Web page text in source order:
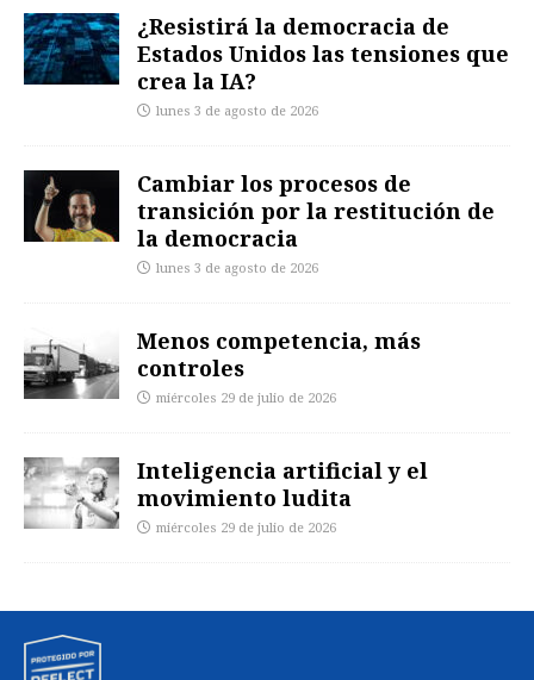
¿Resistirá la democracia de
Estados Unidos las tensiones que
crea la IA?
lunes 3 de agosto de 2026
Cambiar los procesos de
transición por la restitución de
la democracia
lunes 3 de agosto de 2026
Menos competencia, más
controles
miércoles 29 de julio de 2026
Inteligencia artificial y el
movimiento ludita
miércoles 29 de julio de 2026